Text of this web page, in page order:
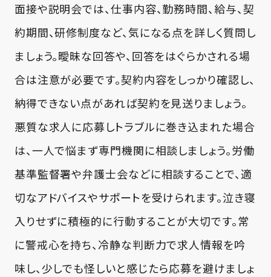
面接や説明会では、仕事内容、勤務時間、給与、契
約期間、研修制度など、気になる点を詳しく質問し
ましょう。曖昧な回答や、回答をはぐらかされる場
合は注意が必要です。契約内容をしっかり確認し、
納得できない点があれば契約を見送りましょう。
悪質な求人に応募しトラブルに巻き込まれた場合
は、一人で悩まず専門機関に相談しましょう。労働
基準監督署や弁護士会などに相談することで、適
切なアドバイスやサポートを受けられます。泣き寝
入りせずに積極的に行動することが大切です。常
に警戒心を持ち、冷静な判断力で求人情報を吟
味し、少しでも怪しいと感じたら応募を避けましょ